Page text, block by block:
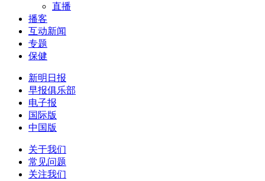
直播
播客
互动新闻
专题
保健
新明日报
早报俱乐部
电子报
国际版
中国版
关于我们
常见问题
关注我们